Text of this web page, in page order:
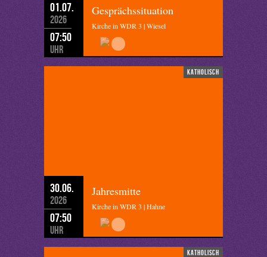
01.07.
2026
07:50
Uhr
Gesprächssituation
Kirche in WDR 3 | Wiesel
katholisch
30.06.
2026
07:50
Uhr
Jahresmitte
Kirche in WDR 3 | Hahne
katholisch